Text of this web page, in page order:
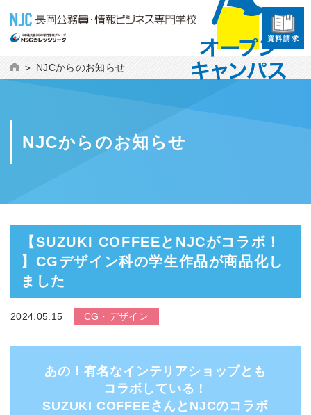
資料請求
NJCからのお知らせ
NJCからのお知らせ
【SUZUKI COFFEEとNJCがコラボ！
】CGデザイン科の学生作品が商品化し
ました
2024.05.15 CG・デザイン
あの！有名なインテリアショップとも
コラボしている！
SUZUKI COFFEEさんとNJCのコラボ